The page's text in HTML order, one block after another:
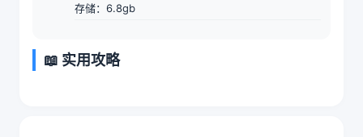
存储：6.8gb
📖 实用攻略